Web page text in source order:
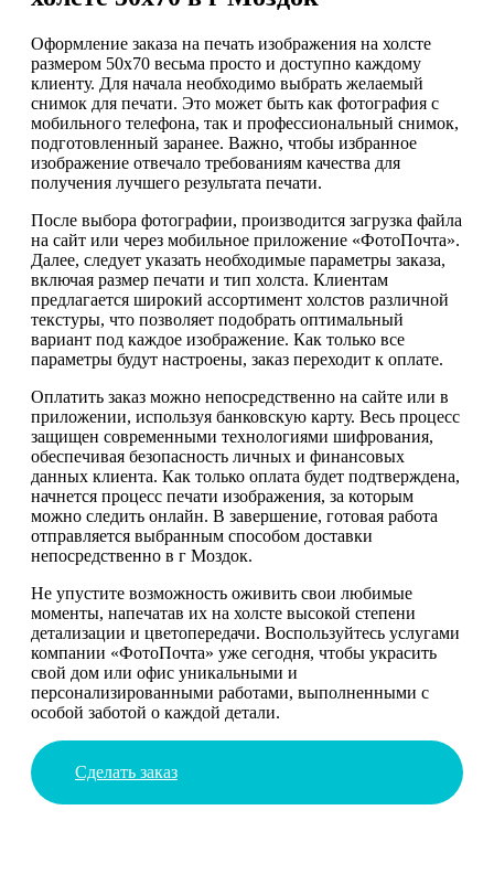
Оформление заказа на печать изображения на холсте
размером 50х70 весьма просто и доступно каждому
клиенту. Для начала необходимо выбрать желаемый
снимок для печати. Это может быть как фотография с
мобильного телефона, так и профессиональный снимок,
подготовленный заранее. Важно, чтобы избранное
изображение отвечало требованиям качества для
получения лучшего результата печати.
После выбора фотографии, производится загрузка файла
на сайт или через мобильное приложение «ФотоПочта».
Далее, следует указать необходимые параметры заказа,
включая размер печати и тип холста. Клиентам
предлагается широкий ассортимент холстов различной
текстуры, что позволяет подобрать оптимальный
вариант под каждое изображение. Как только все
параметры будут настроены, заказ переходит к оплате.
Оплатить заказ можно непосредственно на сайте или в
приложении, используя банковскую карту. Весь процесс
защищен современными технологиями шифрования,
обеспечивая безопасность личных и финансовых
данных клиента. Как только оплата будет подтверждена,
начнется процесс печати изображения, за которым
можно следить онлайн. В завершение, готовая работа
отправляется выбранным способом доставки
непосредственно в г Моздок.
Не упустите возможность оживить свои любимые
моменты, напечатав их на холсте высокой степени
детализации и цветопередачи. Воспользуйтесь услугами
компании «ФотоПочта» уже сегодня, чтобы украсить
свой дом или офис уникальными и
персонализированными работами, выполненными с
особой заботой о каждой детали.
Сделать заказ